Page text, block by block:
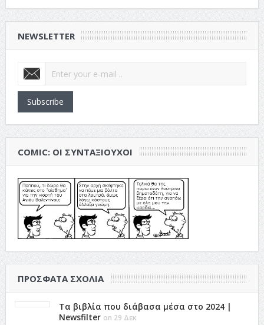
NEWSLETTER
Subscribe
COMIC: ΟΙ ΣΥΝΤΑΞΙΟΎΧΟΙ
ΠΡΌΣΦΑΤΑ ΣΧΌΛΙΑ
Τα βιβλία που διάβασα μέσα στο 2024 |
Newsfilter on 29 Δεκ